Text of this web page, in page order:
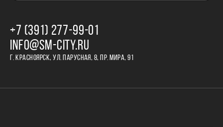
+7 (391) 277‒99‒01
INFO@SM-CITY.RU
Г. КРАСНОЯРСК, УЛ. ПАРУСНАЯ, 8, ПР. МИРА, 91